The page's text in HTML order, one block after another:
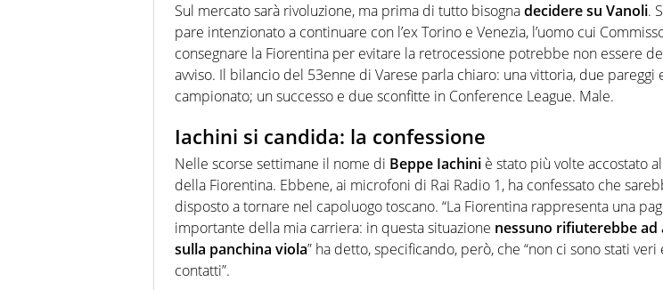
Sul mercato sarà rivoluzione, ma prima di tutto bisognadecidere su Vanoli.
pare intenzionato a continuare con l’ex Torino e Venezia, l’uomo cui
consegnare la Fiorentina per evitare la retrocessione potrebbe non essere
avviso. Il bilancio del 53enne di Varese parla chiaro: una vittoria, due pareggi
campionato; un successo e due sconfitte in Conference League. Male.
Iachini si candida: la confessione
Nelle scorse settimane il nome di Beppe Iachini è stato più volte accostato
della Fiorentina. Ebbene, ai microfoni di Rai Radio 1, ha confessato che
disposto a tornare nel capoluogo toscano. “La Fiorentina rappresenta una
importante della mia carriera: in questa situazione nessuno rifiuterebbe ad
sulla panchina viola” ha detto, specificando, però, che “non ci sono stati
contatti”.